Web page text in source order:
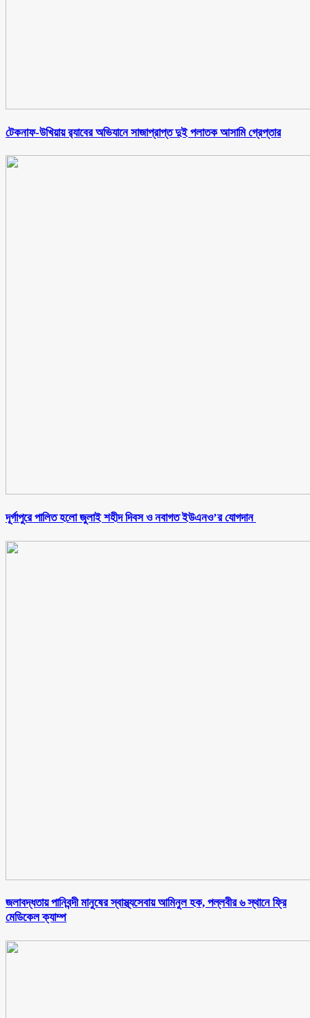
টেকনাফ-উখিয়ায় র‌্যাবের অভিযানে সাজাপ্রাপ্ত দুই পলাতক আসামি গ্রেপ্তার
‎দূর্গাপুরে পালিত হলো জুলাই শহীদ দিবস ও নবাগত ইউএনও’র যোগদান ‎
জলাবদ্ধতায় পানিবন্দী মানুষের স্বাস্থ্যসেবায় আমিনুল হক, পল্লবীর ৬ স্থানে ফ্রি
মেডিকেল ক্যাম্প